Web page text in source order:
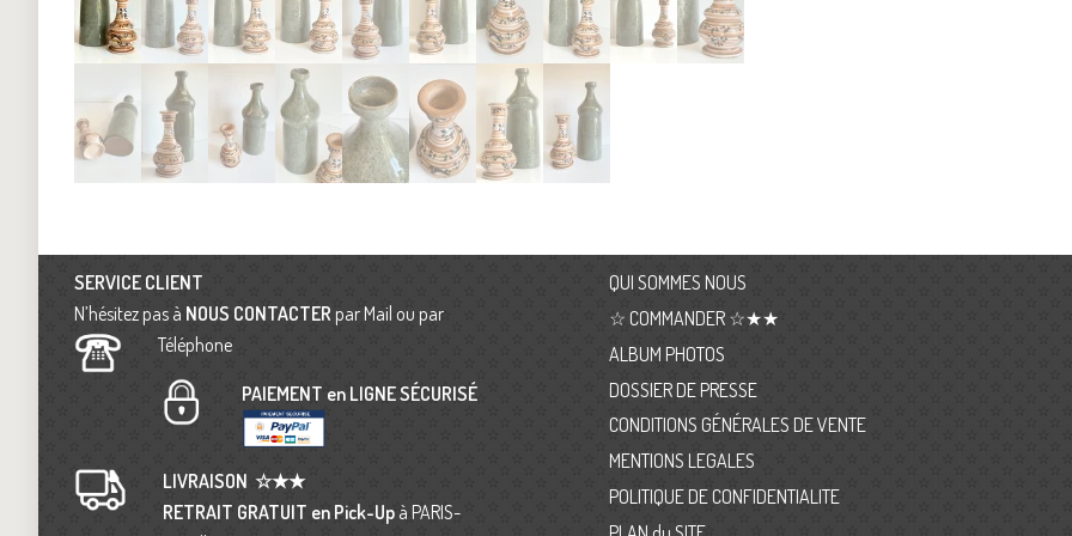
SERVICE CLIENT
N’hésitez pas à NOUS CONTACTER par Mail ou par
Téléphone
PAIEMENT en LIGNE SÉCURISÉ
LIVRAISON ☆★★
RETRAIT GRATUIT en Pick-Up à PARIS-
QUI SOMMES NOUS
☆ COMMANDER ☆★★
ALBUM PHOTOS
DOSSIER DE PRESSE
CONDITIONS GÉNÉRALES DE VENTE
MENTIONS LEGALES
POLITIQUE DE CONFIDENTIALITE